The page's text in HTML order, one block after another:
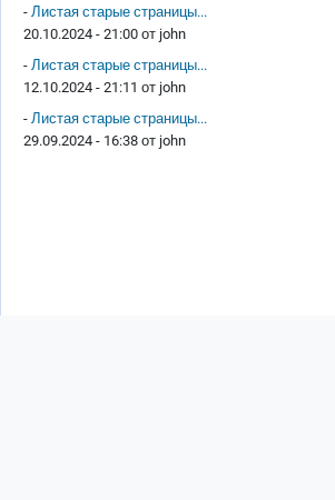
- Листая старые страницы...
20.10.2024 - 21:00 от john
- Листая старые страницы...
12.10.2024 - 21:11 от john
- Листая старые страницы...
29.09.2024 - 16:38 от john